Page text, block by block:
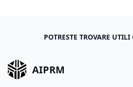
POTRESTE TROVARE
AIPRM